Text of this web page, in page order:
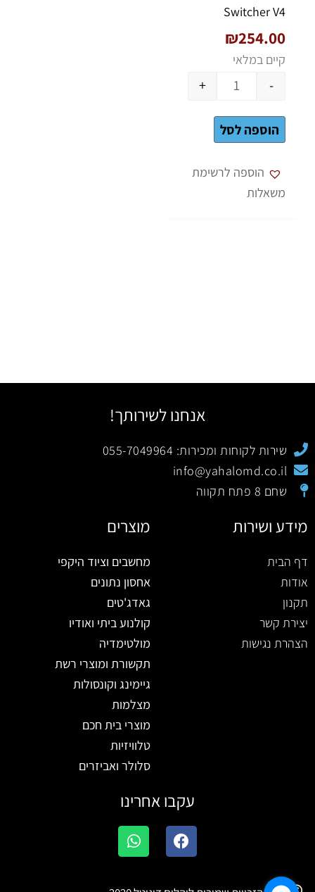
Switcher V4
₪254.00
קיים במלאי
-
+
הוספה לסל
הוספה לרשימת
משאלות
אנחנו לשירותך!
שירות לקוחות ומכירות: 055-7049964
info@yahalomd.co.il
שחם 8 פתח תקווה
מידע ושירות
דף הבית
אודות
תקנון
יצירת קשר
הצהרת נגישות
מוצרים
מחשבים וציוד היקפי
אחסון נתונים
גאדג'טים
קולנוע ביתי ואודיו
מולטימדיה
תקשורת ומוצרי רשת
גיימינג וקונסולות
מצלמות
מוצרי בית חכם
טלוויזיות
סלולר ואביזרים
עקבו אחרינו
F
a
W
h